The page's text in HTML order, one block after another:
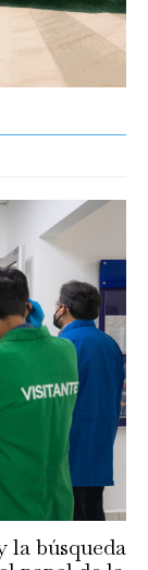
la búsqueda